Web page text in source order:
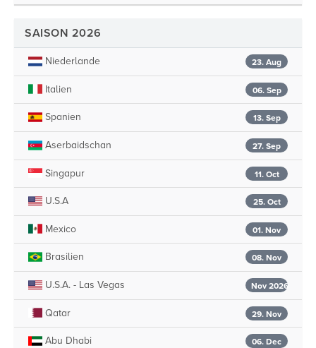
SAISON 2026
23. Aug
Niederlande
06. Sep
Italien
13. Sep
Spanien
27. Sep
Aserbaidschan
11. Oct
Singapur
25. Oct
U.S.A
01. Nov
Mexico
08. Nov
Brasilien
Nov 2026
U.S.A. - Las Vegas
29. Nov
Qatar
06. Dec
Abu Dhabi